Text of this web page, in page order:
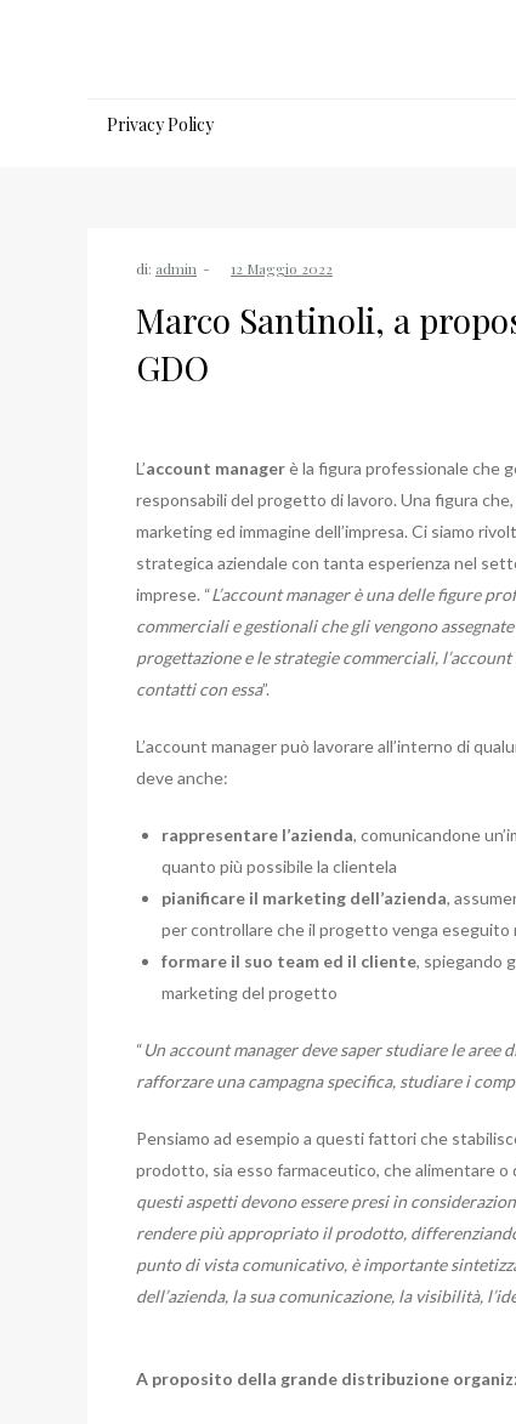
Privacy Policy
di: admin
Marco Santinoli, a
GDO
L’account managerè la figura professionale che
responsabili del progetto di lavoro. Una figura
marketing ed immagine dell’impresa. Ci siamo
strategica aziendale con tanta esperienza nel
imprese. “L’account manager è una delle figure
commerciali e gestionali che gli vengono assegnate
progettazione e le strategie commerciali,
contatti con essa”.
L’account manager può lavorare all’interno di
deve anche:
rappresentare l’azienda, comunicandone
quanto più possibile la clientela
pianificare il marketing dell’azienda,
per controllare che il progetto venga
formare il suo team ed il cliente, spiegando
marketing del progetto
“Un account manager deve saper studiare le
rafforzare una campagna specifica, studiare i
Pensiamo ad esempio a questi fattori che
prodotto, sia esso farmaceutico, che alimentare o
questi aspetti devono essere presi in
rendere più appropriato il prodotto,
punto di vista comunicativo, è importante
dell’azienda, la sua comunicazione, la visibilità,
A proposito della grande distribuzione